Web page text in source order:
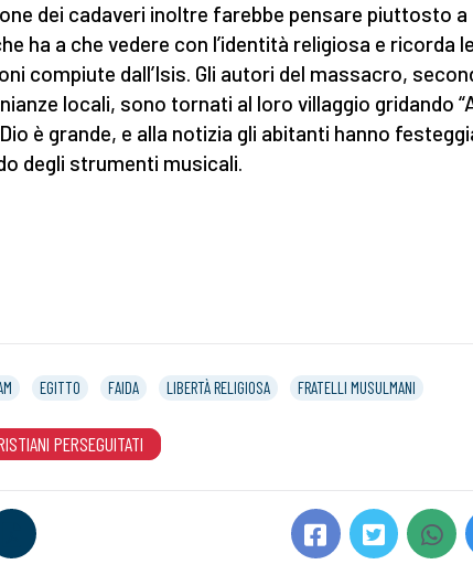
dei cadaveri inoltre farebbe pensare piuttosto a
ha a che vedere con l’identità religiosa e ricorda
compiute dall’Isis. Gli autori del massacro,
locali, sono tornati al loro villaggio gridando
è grande, e alla notizia gli abitanti hanno
degli strumenti musicali.
EGITTO FAIDA LIBERTÀ RELIGIOSA FRATELLI MUSULMANI
PERSEGUITATI